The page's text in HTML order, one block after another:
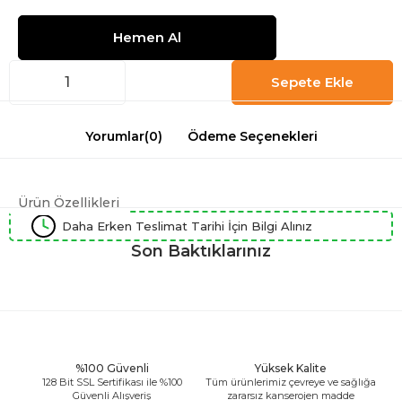
Yorumlar(0) Ödeme Seçenekleri
Ürün Özellikleri
Daha Erken Teslimat Tarihi İçin Bilgi Alınız
Son Baktıklarınız
%100 Güvenli
128 Bit SSL Sertifikası ile %100
Güvenli Alışveriş
Yüksek Kalite
Tüm ürünlerimiz çevreye ve sağlığa
zararsız kanserojen madde